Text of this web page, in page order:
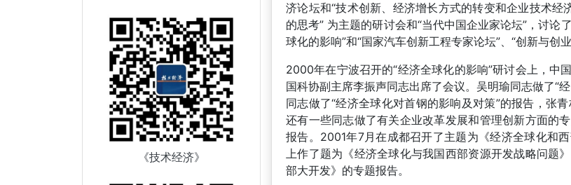
《技术经济》
济论坛和“技术创新、经济增长方式的转变和企业技术
的思考” 为主题的研讨会和“当代中国企业家论坛”，讨
球化的影响”和“国家汽车创新工程专家论坛”、“创新与创
2000年在宁波召开的“经济全球化的影响”研讨会上，中
国科协副主席李振声同志出席了会议。吴明瑜同志做了“
同志做了“经济全球化对首钢的影响及对策”的报告，张
还有一些同志做了有关企业改革发展和管理创新方面的
报告。2001年7月在成都召开了主题为《经济全球化和
上作了题为《经济全球化与我国西部资源开发战略问题
部大开发》的专题报告。